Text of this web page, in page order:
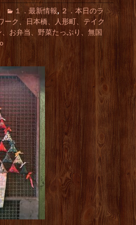
１．最新情報, ２．本日のラ
ーク、日本橋、人形町、テイク
お弁当、野菜たっぷり、無国